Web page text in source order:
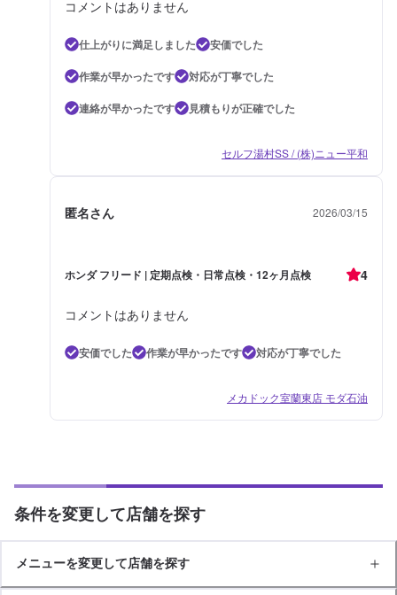
コメントはありません
仕上がりに満足しました
安価でした
作業が早かったです
対応が丁寧でした
連絡が早かったです
見積もりが正確でした
セルフ湯村SS / (株)ニュー平和
匿名さん 2026/03/15
ホンダ フリード | 定期点検・日常点検・12ヶ月点検 4
コメントはありません
安価でした 作業が早かったです 対応が丁寧でした
メカドック室蘭東店 モダ石油
条件を変更して店舗を探す
メニューを変更して店舗を探す